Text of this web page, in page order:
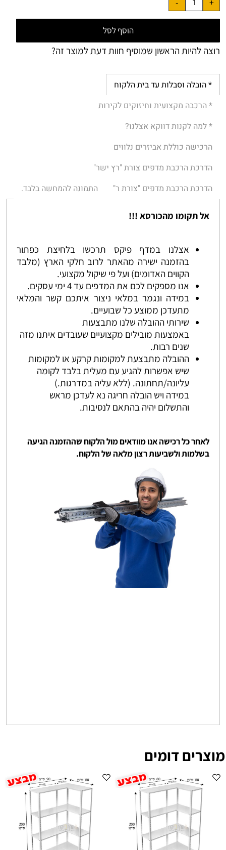
הוסף לסל
רוצה להיות הראשון שמוסיף חוות דעת למוצר זה?
* הובלה וסבלות עד בית הלקוח
* הרכבה מקצועית וחיזוקים לקירות
* למה לקנות דווקא אצלנו?
הרכישה כוללת אביזרים נלווים
הדרכת הרכבת מדפים צורת "רץ ישר"
הדרכת הרכבת מדפים "צורת ר"
התמונה להמחשה בלבד.
אל תקומו מהכורסא !!!
אצלנו במדף פיקס תרכשו בלחיצת כפתור
בהזמנה ישירה מהאתר לרוב חלקי הארץ (מלבד
הקווים האדומים) ועל פי שיקול מקצועי.
אנו מספקים לכם את המדפים עד 4 ימי עסקים.
במידה ונגמר במלאי ניצור איתכם קשר והמלאי
מתעדכן ממוצע כל שבועיים.
שירותי ההובלה שלנו מתבצעות
באמצעות מובילים מקצועיים שעובדים איתנו מזה
שנים רבות.
ההובלה מתבצעת למקומות קרקע או למקומות
שיש אפשרות להגיע עם מעלית בלבד לקומה
עליונה/תחתונה. (ללא עליה במדרגות.)
במידה ויש הובלה חריגה נא לעדכן מראש
והתשלום יהיה בהתאם לנסיבות.
לאחר כל רכישה אנו מוודאים מול הלקוח שההזמנה הגיעה
בשלמות ולשביעות רצון מלאה של הלקוח.
מוצרים דומים